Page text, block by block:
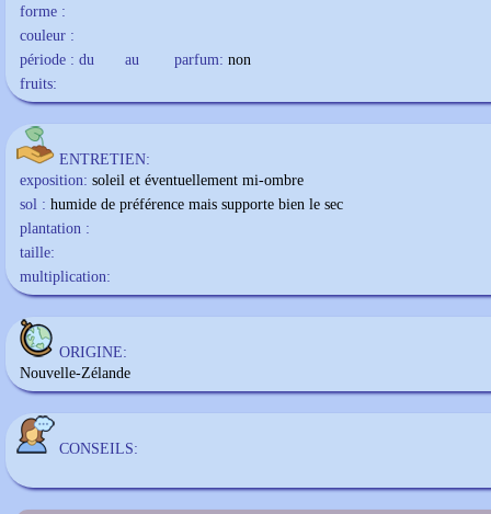
forme :
couleur :
période : du
au parfum: non
fruits:
ENTRETIEN:
exposition: soleil et éventuellement mi-ombre
sol : humide de préférence mais supporte bien le sec
plantation :
taille:
multiplication:
ORIGINE:
Nouvelle-Zélande
CONSEILS: